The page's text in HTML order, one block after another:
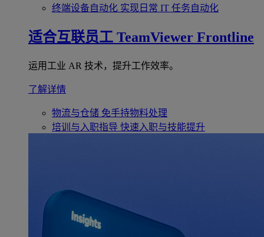
终端设备自动化 实现日常 IT 任务自动化
适合互联员工 TeamViewer Frontline
运用工业 AR 技术，提升工作效率。
了解详情
物流与仓储 免手持物料处理
培训与入职指导 快速入职与技能提升